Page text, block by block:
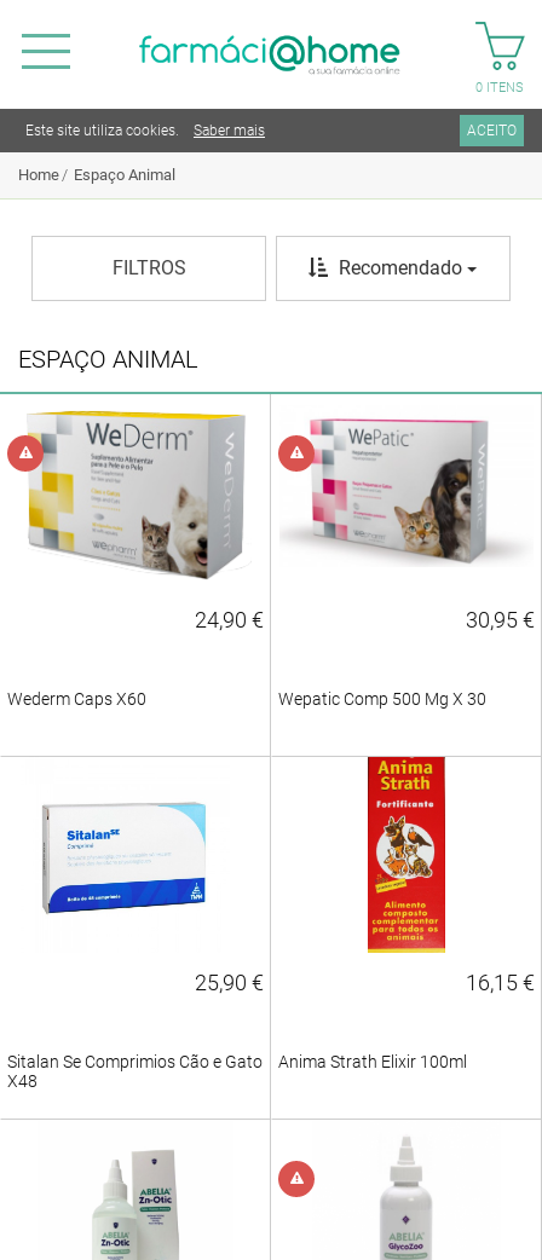
0 ITENS
Este site utiliza cookies. Saber mais ACEITO
Home Espaço Animal
FILTROS Recomendado
ESPAÇO ANIMAL
24,90 €
Wederm Caps X60
30,95 €
Wepatic Comp 500 Mg X 30
25,90 €
Sitalan Se Comprimios Cão e Gato
X48
16,15 €
Anima Strath Elixir 100ml